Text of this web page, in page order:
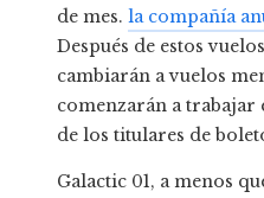
de mes. la compañía
Después de estos
cambiarán a vuelos
comenzarán a trabajar
de los titulares de
Galactic 01, a menos